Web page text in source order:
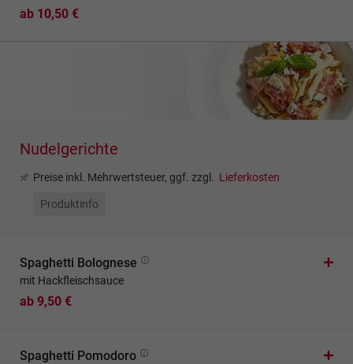
ab 10,50 €
Nudelgerichte
Preise inkl. Mehrwertsteuer, ggf. zzgl. Lieferkosten
Produktinfo
Spaghetti Bolognese
mit Hackfleischsauce
ab 9,50 €
Spaghetti Pomodoro